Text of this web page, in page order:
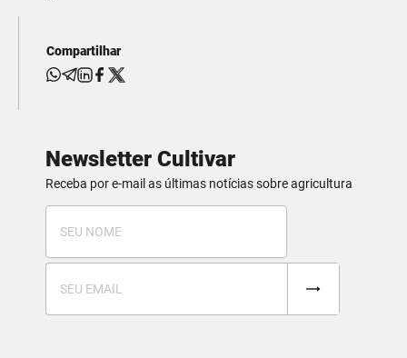
Compartilhar
Newsletter Cultivar
Receba por e-mail as últimas notícias sobre agricultura